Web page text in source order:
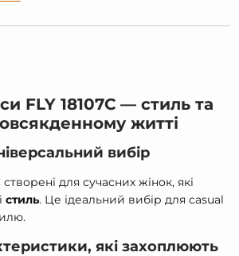
FLY 18107C — стиль та
житті
вибір
створені для сучасних жінок, які
і стиль. Це ідеальний вибір для casual
які захоплюють